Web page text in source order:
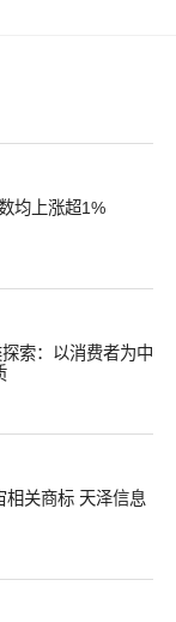
均上涨超1%
索：以消费者为中
相关商标 天泽信息